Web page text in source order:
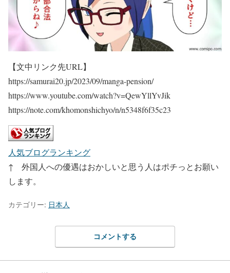
【文中リンク先URL】
https://samurai20.jp/2023/09/manga-pension/
https://www.youtube.com/watch?v=QewYllYvJik
https://note.com/khomonshichyo/n/n5348f6f35c23
人気ブログランキング
↑ 外国人への優遇はおかしいと思う人はポチっとお願い
します。
カテゴリー: 日本人
コメントする